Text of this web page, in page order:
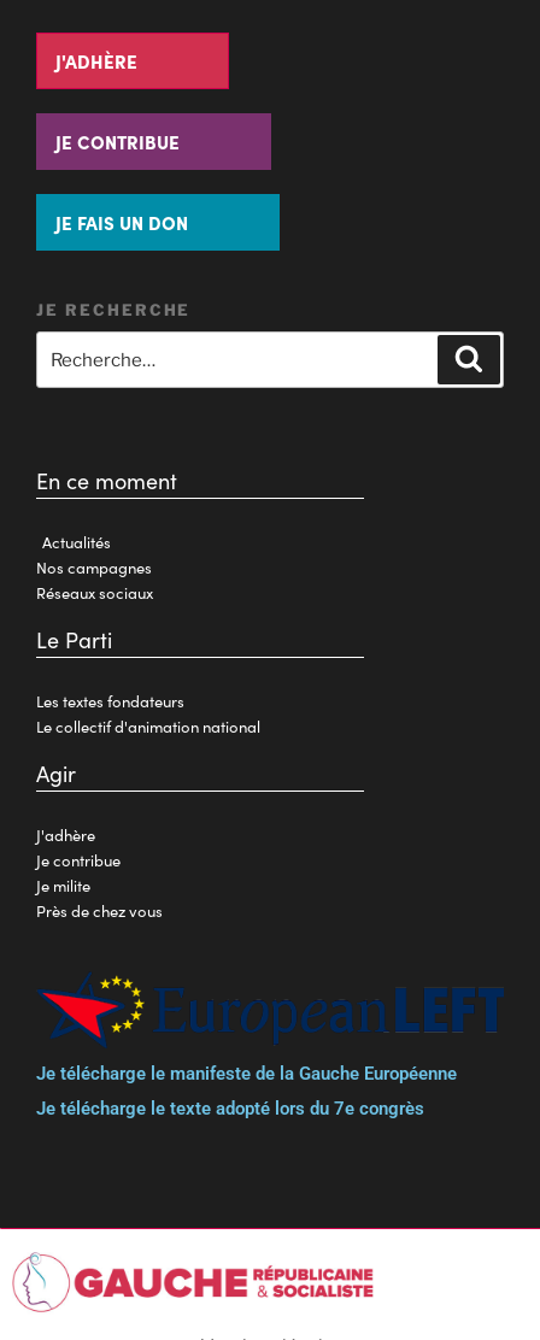
J'ADHÈRE
JE CONTRIBUE
JE FAIS UN DON
JE RECHERCHE
En ce moment
Actualités
Nos campagnes
Réseaux sociaux
Le Parti
Les textes fondateurs
Le collectif d'animation national
Agir
J'adhère
Je contribue
Je milite
Près de chez vous
Je télécharge le manifeste de la Gauche Européenne
Je télécharge le texte adopté lors du 7e congrès